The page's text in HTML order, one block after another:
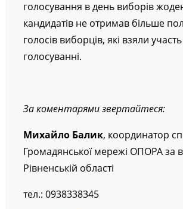
голосування в день виборів
кандидатів не отримав більше
голосів виборців, які взяли
голосуванні.
За коментарями звертайтеся:
Михайло Балик, координатор
Громадянської мережі ОПОРА за
Рівненській області
тел.: 0938338345